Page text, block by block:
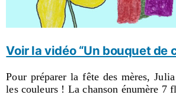
Voir la vidéo “Un bouquet de
Pour préparer la fête des mères,
les couleurs ! La chanson énumère 7